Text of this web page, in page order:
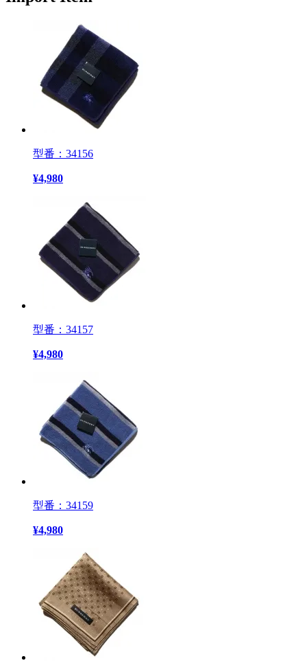
型番：34156
¥4,980
型番：34157
¥4,980
型番：34159
¥4,980